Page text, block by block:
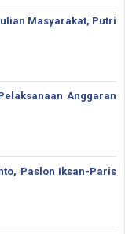
Masyarakat, Putri
Anggaran
Paslon Iksan-Paris